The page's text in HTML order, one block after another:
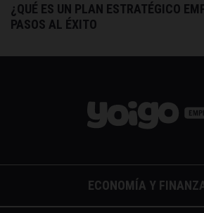
¿QUÉ ES UN PLAN ESTRATÉGICO
PASOS AL ÉXITO
ECONOMÍA Y